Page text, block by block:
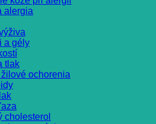
alergia
a gély
tlak
ochorenia
cholesterol